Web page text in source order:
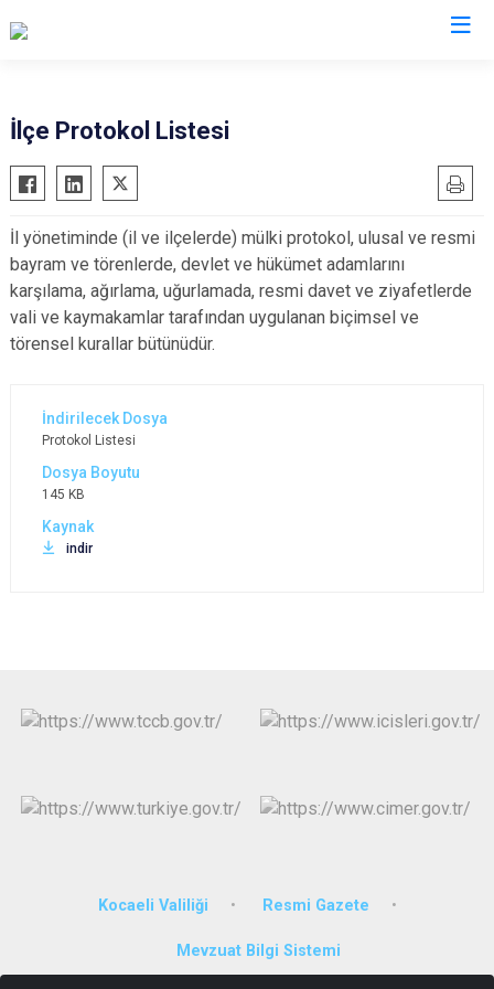
Gebze
Gölcük
Kandıra
Karamürsel
Körfez
Derince
Çayırova
Dilovası
İzmit
İlçe Protokol Listesi
İl yönetiminde (il ve ilçelerde) mülki protokol, ulusal ve resmi
bayram ve törenlerde, devlet ve hükümet adamlarını
karşılama, ağırlama, uğurlamada, resmi davet ve ziyafetlerde
vali ve kaymakamlar tarafından uygulanan biçimsel ve
törensel kurallar bütünüdür.
Protokol Listesi
145 KB
indir
Kocaeli Valiliği Resmi Gazete
Mevzuat Bilgi Sistemi